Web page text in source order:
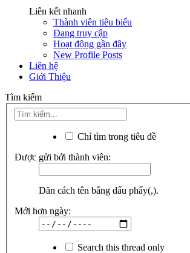
Liên kết nhanh
Thành viên tiêu biểu
Đang truy cập
Hoạt động gần đây
New Profile Posts
Liên hệ
Giới Thiệu
Tìm kiếm
Chỉ tìm trong tiêu đề
Được gửi bởi thành viên:
Dãn cách tên bằng dấu phẩy(,).
Mới hơn ngày:
Search this thread only